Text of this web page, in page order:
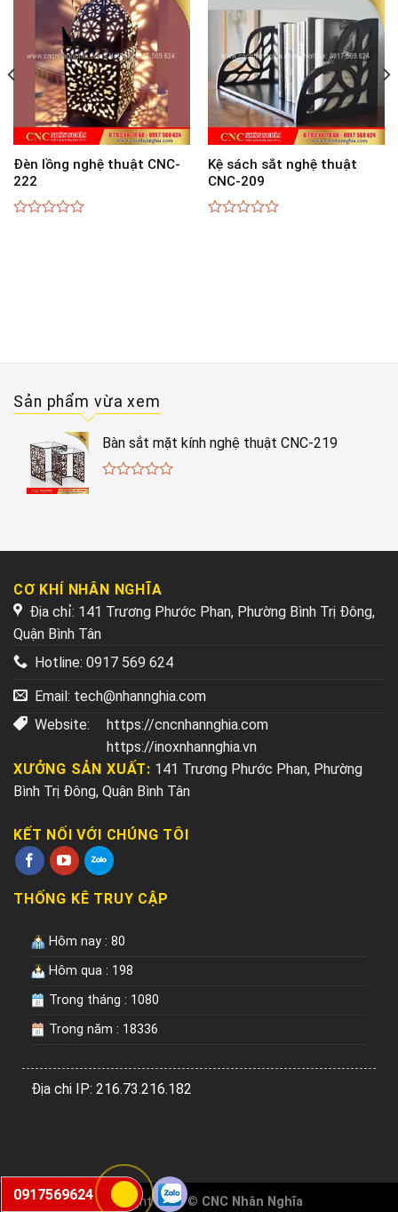
0917569624
Đèn lồng nghệ thuật CNC-
222
Kệ sách sắt nghệ thuật
CNC-209
Sản phẩm vừa xem
Bàn sắt mặt kính nghệ thuật CNC-219
CƠ KHÍ NHÂN NGHĨA
Địa chỉ: 141 Trương Phước Phan, Phường Bình Trị Đông,
Quận Bình Tân
Hotline: 0917 569 624
Email: tech@nhannghia.com
Website:
https://cncnhannghia.com
https://inoxnhannghia.vn
XƯỞNG SẢN XUẤT: 141 Trương Phước Phan, Phường
Bình Trị Đông, Quận Bình Tân
KẾT NỐI VỚI CHÚNG TÔI
THỐNG KÊ TRUY CẬP
Hôm nay : 80
Hôm qua : 198
Trong tháng : 1080
Trong năm : 18336
Địa chi IP: 216.73.216.182
Copyright 2026 © CNC Nhân Nghĩa